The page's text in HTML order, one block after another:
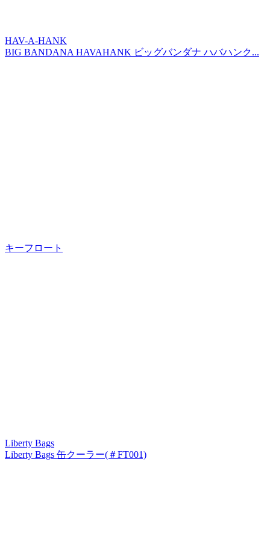
HAV-A-HANK
BIG BANDANA HAVAHANK ビッグバンダナ ハバハンク...
キーフロート
Liberty Bags
Liberty Bags 缶クーラー(＃FT001)